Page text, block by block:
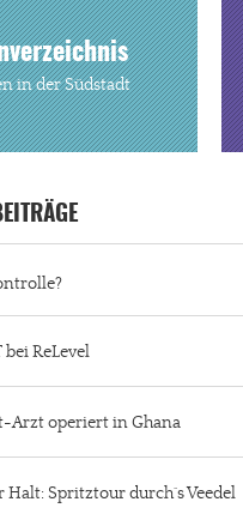
in der Südstadt
bei ReLevel
Arzt operiert in Ghana
Halt: Spritztour durch´s Veedel